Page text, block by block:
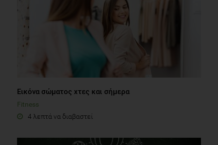
Εικόνα σώματος χτες και σήμερα
Fitness
4 λεπτά να διαβαστεί